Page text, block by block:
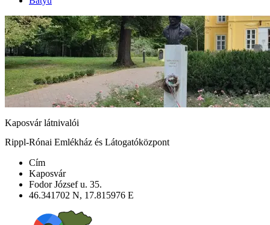
Kaposvár látnivalói
Rippl-Rónai Emlékház és Látogatóközpont
Cím
Kaposvár
Fodor József u. 35.
46.341702 N, 17.815976 E